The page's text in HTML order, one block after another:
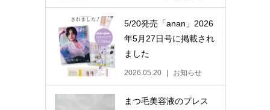
5/20発売「anan」2026
年5月27日号に掲載され
ました
2026.05.20 お知らせ
まつ毛美容液のプレス